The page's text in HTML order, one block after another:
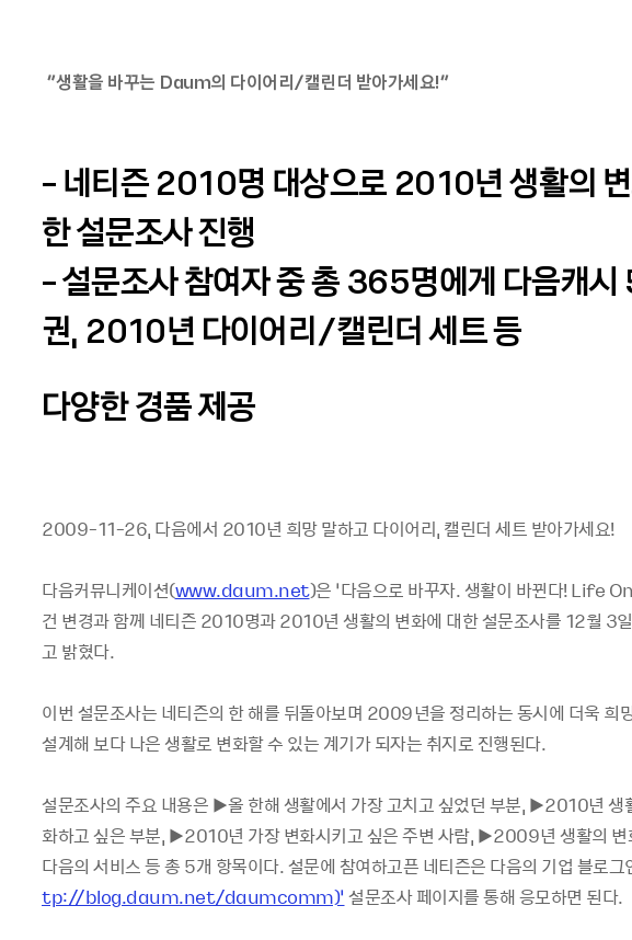
“생활을 바꾸는 Daum의 다이어리/캘린더 받아가세요!”
- 네티즌 2010명 대상으로 2010년 생활의
한 설문조사 진행
- 설문조사 참여자 중 총 365명에게 다음캐
권, 2010년 다이어리/캘린더 세트 등
다양한 경품 제공
2009-11-26, 다음에서 2010년 희망 말하고 다이어리, 캘린더 세트 받아가세요!
다음커뮤니케이션(www.daum.net)은 ‘다음으로 바꾸자. 생활이 바뀐다! Life
건 변경과 함께 네티즌 2010명과 2010년 생활의 변화에 대한 설문조사를 12월 3
고 밝혔다.
이번 설문조사는 네티즌의 한 해를 뒤돌아보며 2009년을 정리하는 동시에 더욱
설계해 보다 나은 생활로 변화할 수 있는 계기가 되자는 취지로 진행된다.
설문조사의 주요 내용은 ▶올 한해 생활에서 가장 고치고 싶었던 부분, ▶2010년 생
화하고 싶은 부분, ▶2010년 가장 변화시키고 싶은 주변 사람, ▶2009년 생활의 변
다음의 서비스 등 총 5개 항목이다. 설문에 참여하고픈 네티즌은 다음의 기업 블로그
tp://blog.daum.net/daumcomm)’ 설문조사 페이지를 통해 응모하면 된다.